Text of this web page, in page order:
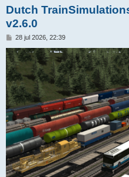
Dutch
v2.6.0
B
r
i
c
h
t
28 jul 2026, 22:39